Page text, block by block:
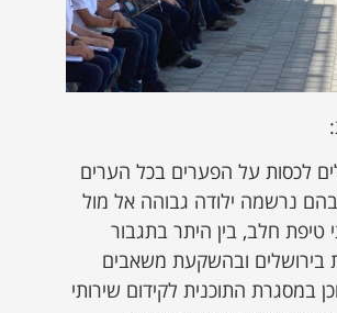
לכסות על הפערים בכל הערים
נרשמה ילודה גבוהה אל מול
טיפת חלב, בין היתר בתגבור
בירושלים ובהשקעת משאבים
במסגרת התוכנית לקידום שירותי